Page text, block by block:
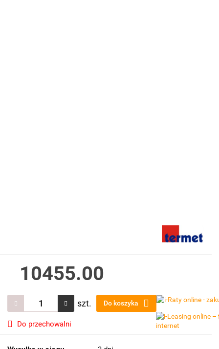
10455.00
szt. Do koszyka
Do przechowalni